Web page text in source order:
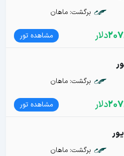
برگشت: ماهان
207دلار مشاهده تور
برگشت: ماهان
207دلار مشاهده تور
برگشت: ماهان